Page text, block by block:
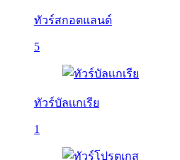
ทัวร์สกอตแลนด์
5
ทัวร์บัลเเกเรีย
1